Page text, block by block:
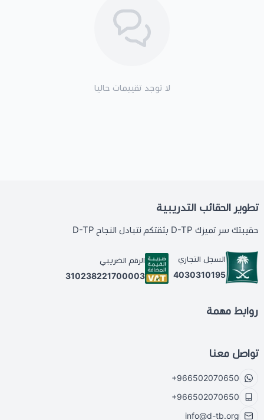
لا توجد تقييمات حاليا
تطوير الحقائب التدريبية
حقيبتك سر تميزك D-TP بثقتكم نتبادل النجاح D-TP
السجل التجاري
4030310195
الرقم الضريبي
310238221700003
روابط مهمة
تواصل معنا
+966502070650
+966502070650
info@d-tb.org